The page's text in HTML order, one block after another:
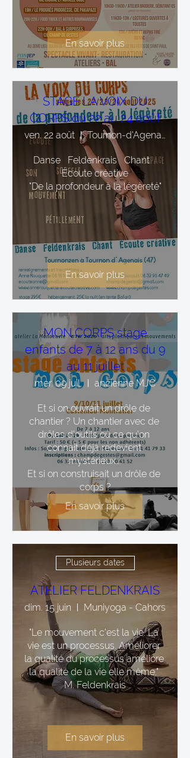
En savoir plus
STAGE LA VOIX DU
CORPS du 22 au 24 août
ven. 22 août Tournon-d'Agenais
Danse   Feldenkrais   Chant
Écoute créative
"De la profondeur à la légèreté"
En savoir plus
MON CORPS stage
enfants de 7 à 12 ans du 9
au 11 juillet
mer. 09 juil. ancienne MJC
Et si on ouvrait un drôle de
chantier ? Un chantier avec de
drôles d’outils où ce qu’on
connaît déjà redevient
mystérieux….
Et si on construisait un drôle de
corps ?
En savoir plus
Plusieurs dates
ATELIER FELDENKRAIS
dim. 15 juin Muniyoga - Cahors
"Le mouvement c'est la vie. La
vie est un processus. Améliorer
la qualité du processus améliore
la qualité de la vie elle même."
M. Feldenkrais
En savoir plus